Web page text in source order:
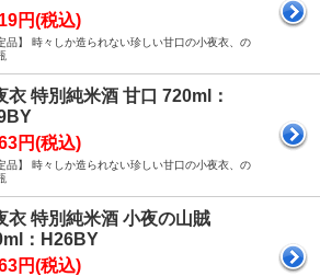
円(税込)
品】 時々しか造られない珍しい甘口の小夜衣、の
衣 特別純米酒 甘口 720ml：
円(税込)
品】 時々しか造られない珍しい甘口の小夜衣、の
衣 特別純米酒 小夜の山賊
：H26BY
円(税込)